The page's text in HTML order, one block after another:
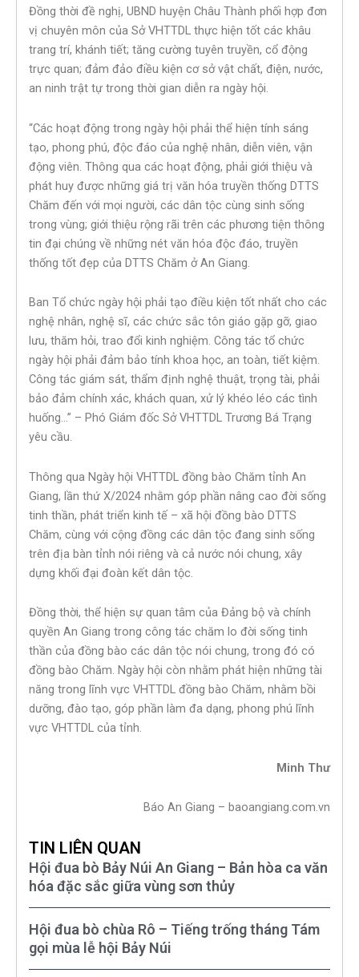
Đồng thời đề nghị, UBND huyện Châu Thành phối hợp đơn
vị chuyên môn của Sở VHTTDL thực hiện tốt các khâu
trang trí, khánh tiết; tăng cường tuyên truyền, cổ động
trực quan; đảm đảo điều kiện cơ sở vật chất, điện, nước,
an ninh trật tự trong thời gian diễn ra ngày hội.
“Các hoạt động trong ngày hội phải thể hiện tính sáng
tạo, phong phú, độc đáo của nghệ nhân, diễn viên, vận
động viên. Thông qua các hoạt động, phải giới thiệu và
phát huy được những giá trị văn hóa truyền thống DTTS
Chăm đến với mọi người, các dân tộc cùng sinh sống
trong vùng; giới thiệu rộng rãi trên các phương tiện thông
tin đại chúng về những nét văn hóa độc đáo, truyền
thống tốt đẹp của DTTS Chăm ở An Giang.
Ban Tổ chức ngày hội phải tạo điều kiện tốt nhất cho các
nghệ nhân, nghệ sĩ, các chức sắc tôn giáo gặp gỡ, giao
lưu, thăm hỏi, trao đổi kinh nghiệm. Công tác tổ chức
ngày hội phải đảm bảo tính khoa học, an toàn, tiết kiệm.
Công tác giám sát, thẩm định nghệ thuật, trọng tài, phải
bảo đảm chính xác, khách quan, xử lý khéo léo các tình
huống…” – Phó Giám đốc Sở VHTTDL Trương Bá Trạng
yêu cầu.
Thông qua Ngày hội VHTTDL đồng bào Chăm tỉnh An
Giang, lần thứ X/2024 nhằm góp phần nâng cao đời sống
tinh thần, phát triển kinh tế – xã hội đồng bào DTTS
Chăm, cùng với cộng đồng các dân tộc đang sinh sống
trên địa bàn tỉnh nói riêng và cả nước nói chung, xây
dựng khối đại đoàn kết dân tộc.
Đồng thời, thể hiện sự quan tâm của Đảng bộ và chính
quyền An Giang trong công tác chăm lo đời sống tinh
thần của đồng bào các dân tộc nói chung, trong đó có
đồng bào Chăm. Ngày hội còn nhằm phát hiện những tài
năng trong lĩnh vực VHTTDL đồng bào Chăm, nhằm bồi
dưỡng, đào tạo, góp phần làm đa dạng, phong phú lĩnh
vực VHTTDL của tỉnh.
Minh Thư
Báo An Giang – baoangiang.com.vn
TIN LIÊN QUAN
Hội đua bò Bảy Núi An Giang – Bản hòa ca văn
hóa đặc sắc giữa vùng sơn thủy
Hội đua bò chùa Rô – Tiếng trống tháng Tám
gọi mùa lễ hội Bảy Núi